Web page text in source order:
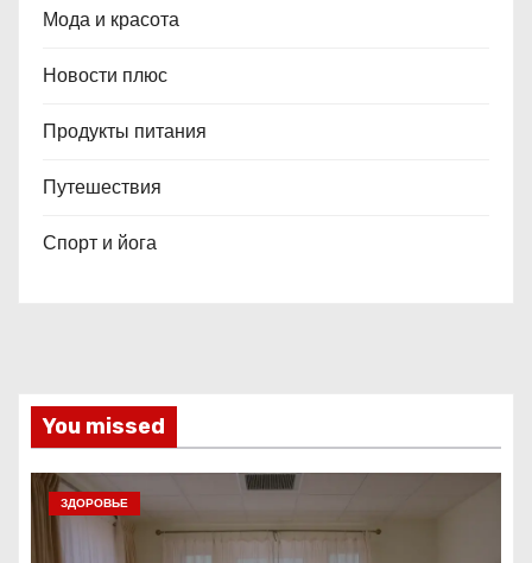
Мода и красота
Новости плюс
Продукты питания
Путешествия
Спорт и йога
You missed
ЗДОРОВЬЕ